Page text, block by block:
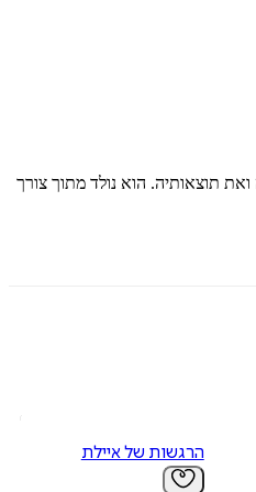
תוצאותיה. הוא נולד מתוך צורך
הרגשות של איילת